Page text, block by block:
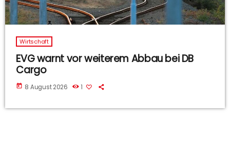
Wirtschaft
EVG warnt vor weiterem Abbau bei DB
Cargo
today 8 August 2026 1